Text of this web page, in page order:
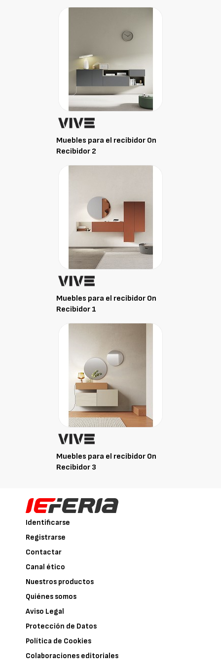
Muebles para el recibidor On
Recibidor 2
Muebles para el recibidor On
Recibidor 1
Muebles para el recibidor On
Recibidor 3
Identificarse
Registrarse
Contactar
Canal ético
Nuestros productos
Quiénes somos
Aviso Legal
Protección de Datos
Política de Cookies
Colaboraciones editoriales